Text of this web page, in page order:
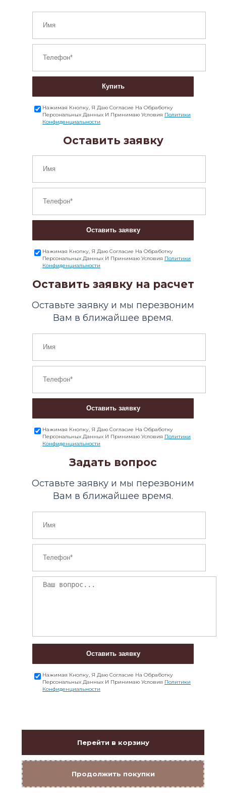
Купить
Нажимая Кнопку, Я Даю Согласие На Обработку
Персональных Данных И Принимаю Условия Политики
Конфиденциальности
Оставить заявку
Оставить заявку
Нажимая Кнопку, Я Даю Согласие На Обработку
Персональных Данных И Принимаю Условия Политики
Конфиденциальности
Оставить заявку на расчет
Оставьте заявку и мы перезвоним
Вам в ближайшее время.
Оставить заявку
Нажимая Кнопку, Я Даю Согласие На Обработку
Персональных Данных И Принимаю Условия Политики
Конфиденциальности
Задать вопрос
Оставьте заявку и мы перезвоним
Вам в ближайшее время.
Оставить заявку
Нажимая Кнопку, Я Даю Согласие На Обработку
Персональных Данных И Принимаю Условия Политики
Конфиденциальности
Перейти в корзину
Продолжить покупки